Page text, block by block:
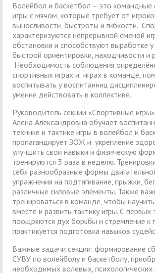
Волейбол и баскетбол – это командные
игры с мячом, которые требует от
выносливости, быстроты и гибкости.
характеризуются непрерывной сменой
обстановки и способствуют выработке
быстрой ориентировки, находчивости и
Необходимость соблюдения
спортивных играх и играх в команде,
воспитывать у воспитанниц
умение действовать в коллективе.
Руководитель секции «Спортивные
Алена Александровна обучает
технике и тактике игры в волейбол и
пропагандирует ЗОЖ и укрепление
улучшить свои навыки и физическую
тренируются 3 раза в неделю.
себя разнообразные формы
упражнения на подтягивание, прыжки,
различные силовые элементы. Также
тренироваться в команде, чтобы
вместе и развить тактику игры. С первых
поощряются дух борьбы и стремление к
практикуется подготовка навыков
Важные задачи секции: формирование
СУВУ по волейболу и баскетболу,
необходимых волевых, психологических